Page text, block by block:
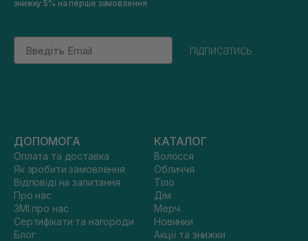
знижку 5% на перше замовлення
Email
підписатись
ДОПОМОГА
Оплата та доставка
Як зробити замовлення
Відповіді на запитання
Про нас
ЗМІ про нас
Сертифікати та нагороди
Блог
КАТАЛОГ
Волосся
Обличчя
Тіло
Дім
Мерч
Новинки
Акції та знижки